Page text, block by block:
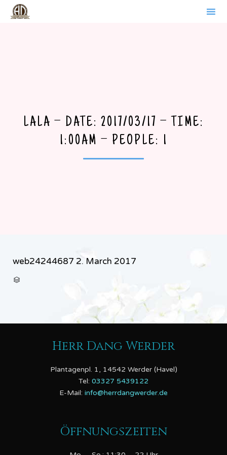
LALA – DATE: 2017/03/17 – TIME:
1:00AM – PEOPLE: 1
web24244687 2. March 2017

Herr Dang Werder
Plantagenpl. 1, 14542 Werder (Havel)
Tel: 03327 5439122
E-Mail: info@herrdangwerder.de
Öffnungszeiten